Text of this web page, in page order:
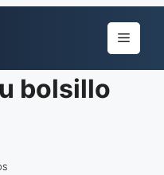
Menu
bolsillo